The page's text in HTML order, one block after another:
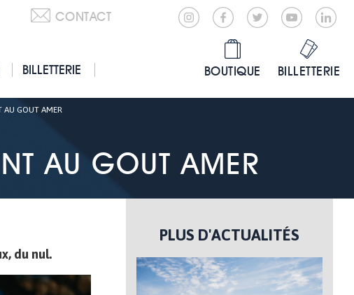
CONTACT
BILLETTERIE
BOUTIQUE BILLETTERIE
AU GOUT AMER
AU GOUT AMER
du nul.
PLUS D'ACTUALITÉS